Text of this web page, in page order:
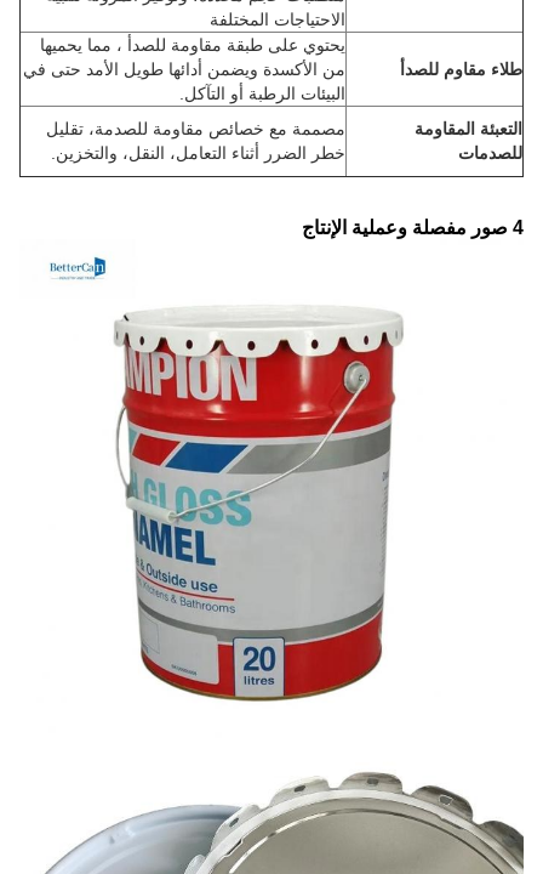
الاحتياجات المختلفة
طلاء مقاوم للصدأ
يحتوي على طبقة مقاومة للصدأ ، مما يحميها
من الأكسدة ويضمن أدائها طويل الأمد حتى في
البيئات الرطبة أو التآكل.
التعبئة المقاومة
للصدمات
مصممة مع خصائص مقاومة للصدمة، تقليل
خطر الضرر أثناء التعامل، النقل، والتخزين.
4 صور مفصلة وعملية الإنتاج